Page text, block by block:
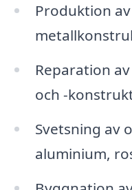
Produktion
Reparation
och -
Svetsning av
aluminium,